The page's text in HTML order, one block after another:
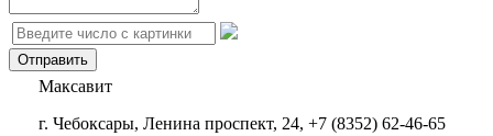
Максавит
г. Чебоксары, Ленина проспект, 24, +7 (8352) 62-46-65